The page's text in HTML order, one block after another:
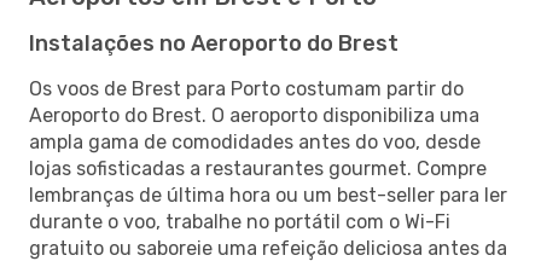
Instalações no Aeroporto do Brest
Os voos de Brest para Porto costumam partir do
Aeroporto do Brest. O aeroporto disponibiliza uma
ampla gama de comodidades antes do voo, desde
lojas sofisticadas a restaurantes gourmet. Compre
lembranças de última hora ou um best-seller para ler
durante o voo, trabalhe no portátil com o Wi-Fi
gratuito ou saboreie uma refeição deliciosa antes da